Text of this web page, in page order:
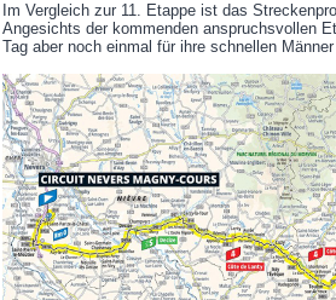
Im Vergleich zur 11. Etappe ist das
Angesichts der kommenden anspruchsvollen
Tag aber noch einmal für ihre schnellen